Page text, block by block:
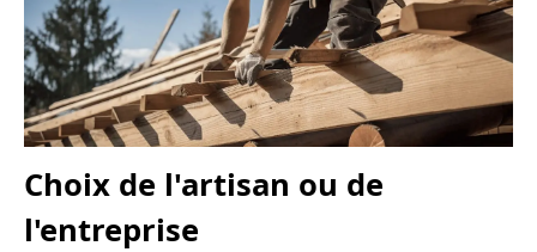
Choix de l'artisan ou de
l'entreprise